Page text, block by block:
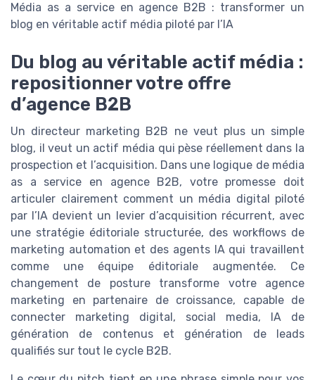
Média as a service en agence B2B : transformer un
blog en véritable actif média piloté par l’IA
Du blog au véritable actif média :
repositionner votre offre
d’agence B2B
Un directeur marketing B2B ne veut plus un simple
blog, il veut un actif média qui pèse réellement dans la
prospection et l’acquisition. Dans une logique de média
as a service en agence B2B, votre promesse doit
articuler clairement comment un média digital piloté
par l’IA devient un levier d’acquisition récurrent, avec
une stratégie éditoriale structurée, des workflows de
marketing automation et des agents IA qui travaillent
comme une équipe éditoriale augmentée. Ce
changement de posture transforme votre agence
marketing en partenaire de croissance, capable de
connecter marketing digital, social media, IA de
génération de contenus et génération de leads
qualifiés sur tout le cycle B2B.